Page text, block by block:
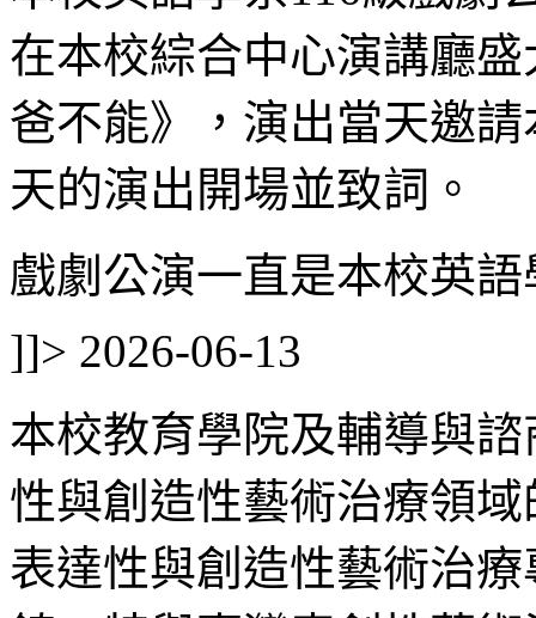
在本校綜合中心演講廳盛
爸不能》，演出當天邀
天的演出開場並致詞。
戲劇公演一直是本校英
]]> 2026-06-13
本校教育學院及輔導與
性與創造性藝術治療領
表達性與創造性藝術治